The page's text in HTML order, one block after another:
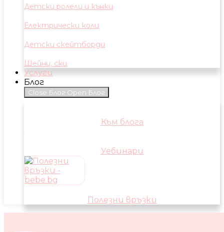
Детски ролели и кънки
Електрически коли
Детски скейтборди
Шейни, ски
Услуги
Блог
Close Блог Open Блог
Към блога
Уебинари
Полезни връзки